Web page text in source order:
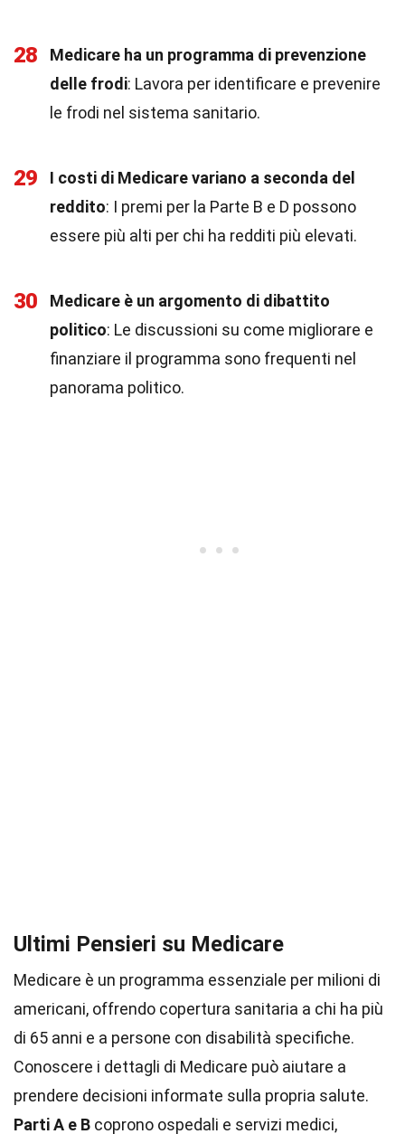
28
Medicare ha un programma di prevenzione
delle frodi: Lavora per identificare e prevenire
le frodi nel sistema sanitario.
29
I costi di Medicare variano a seconda del
reddito: I premi per la Parte B e D possono
essere più alti per chi ha redditi più elevati.
30
Medicare è un argomento di dibattito
politico: Le discussioni su come migliorare e
finanziare il programma sono frequenti nel
panorama politico.
Ultimi Pensieri su Medicare
Medicare è un programma essenziale per milioni di
americani, offrendo copertura sanitaria a chi ha più
di 65 anni e a persone con disabilità specifiche.
Conoscere i dettagli di Medicare può aiutare a
prendere decisioni informate sulla propria salute.
Parti A e B coprono ospedali e servizi medici,